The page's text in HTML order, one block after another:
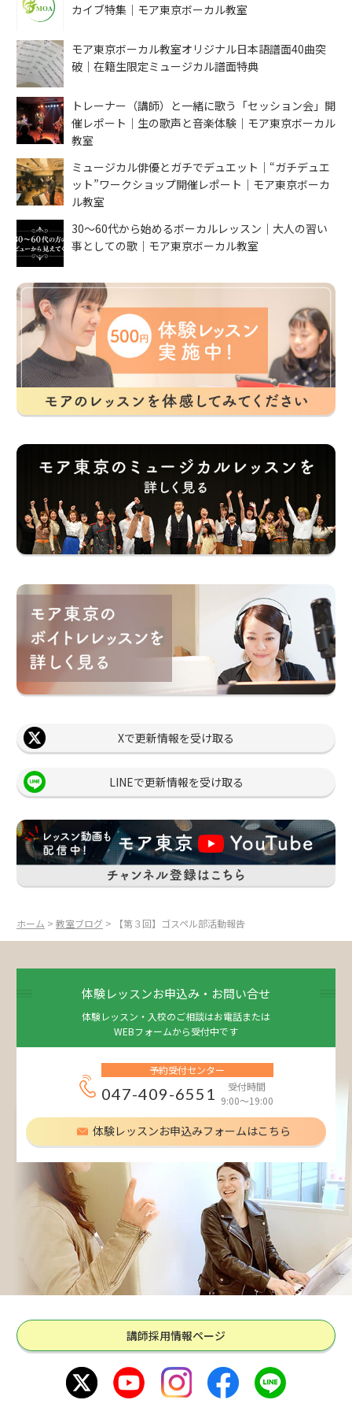
カイブ特集｜モア東京ボーカル教室
モア東京ボーカル教室オリジナル日本語譜面40曲突
破｜在籍生限定ミュージカル譜面特典
トレーナー（講師）と一緒に歌う「セッション会」開
催レポート｜生の歌声と音楽体験｜モア東京ボーカル
教室
ミュージカル俳優とガチでデュエット｜“ガチデュエ
ット”ワークショップ開催レポート｜モア東京ボーカ
ル教室
30〜60代から始めるボーカルレッスン｜大人の習い
事としての歌｜モア東京ボーカル教室
Xで更新情報を受け取る
LINEで更新情報を受け取る
ホーム > 教室ブログ > 【第３回】ゴスペル部活動報告
体験レッスンお申込み・お問い合せ
体験レッスン・入校のご相談はお電話または
WEBフォームから受付中です
予約受付センター
047-409-6551
受付時間
9:00～19:00
体験レッスンお申込みフォームはこちら
講師採用情報ページ